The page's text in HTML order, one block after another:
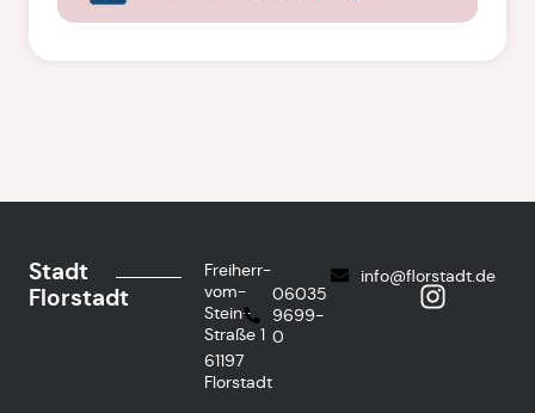
Stadt
Florstadt
Freiherr-
vom-
Stein-
Straße 1
61197
Florstadt
06035
9699-
0
info@florstadt.de